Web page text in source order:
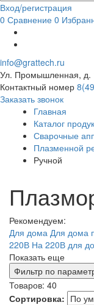
Вход/регистрация
0 Сравнение 0
info@grattech.ru
Ул. Промышленная, д.
Контактный номер
Заказать звонок
Главная
Каталог
Сварочные
Плазменной
Ручной
Рекомендуем:
Для дома Для дома
220В На 220В для
Показать еще
Фильтр по
Товаров: 40
Сортировка: